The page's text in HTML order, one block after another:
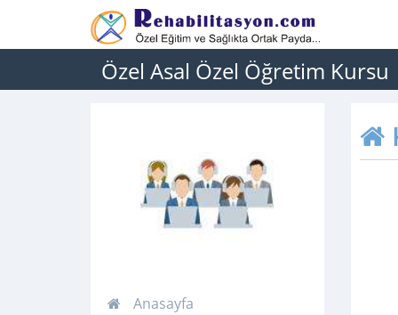
Özel Asal Özel Öğretim Kursu
Anasayfa